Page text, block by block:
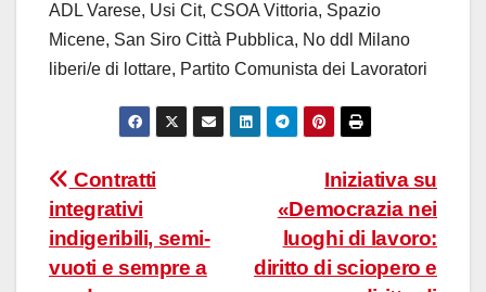
ADL Varese, Usi Cit, CSOA Vittoria, Spazio
Micene, San Siro Città Pubblica, No ddl Milano
liberi/e di lottare, Partito Comunista dei Lavoratori
Navigazione
articoli
Iniziativa su
«Democrazia nei
luoghi di lavoro:
diritto di sciopero e
Contratti
integrativi
indigeribili, semi-
vuoti e sempre a